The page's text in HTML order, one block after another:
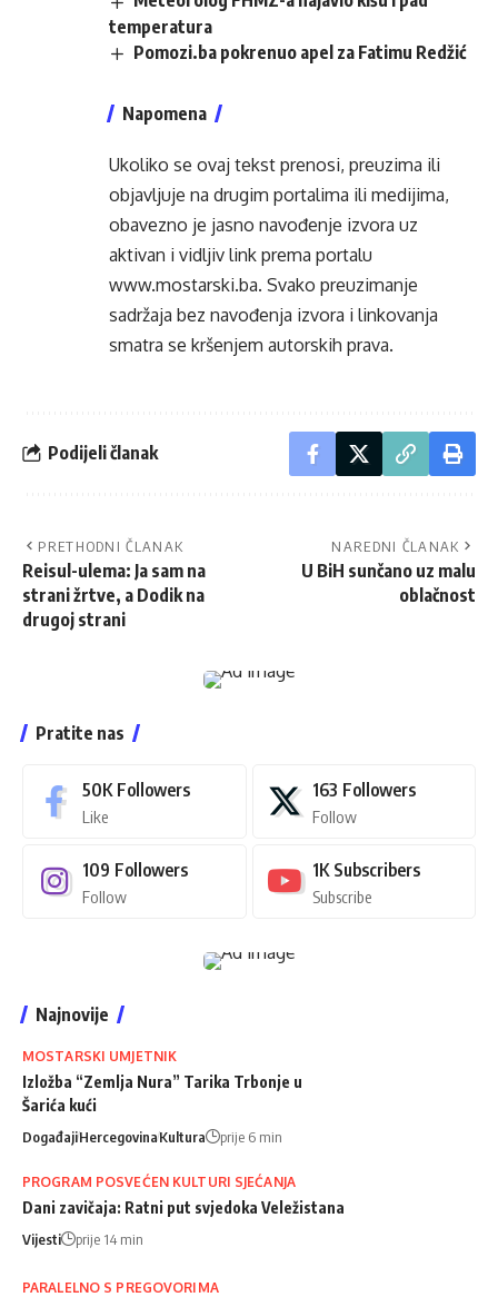
temperatura
Pomozi.ba pokrenuo apel za Fatimu Redžić
Napomena
Ukoliko se ovaj tekst prenosi, preuzima ili
objavljuje na drugim portalima ili medijima,
obavezno je jasno navođenje izvora uz
aktivan i vidljiv link prema portalu
www.mostarski.ba. Svako preuzimanje
sadržaja bez navođenja izvora i linkovanja
smatra se kršenjem autorskih prava.
Podijeli članak
PRETHODNI ČLANAK
Reisul-ulema: Ja sam na
strani žrtve, a Dodik na
drugoj strani
NAREDNI ČLANAK
U BiH sunčano uz malu
oblačnost
Pratite nas
50K Followers
Like
163 Followers
Follow
109 Followers
Follow
1K Subscribers
Subscribe
Najnovije
MOSTARSKI UMJETNIK
Izložba “Zemlja Nura” Tarika Trbonje u
Šarića kući
DogađajiHercegovinaKultura prije 6 min
PROGRAM POSVEĆEN KULTURI SJEĆANJA
Dani zavičaja: Ratni put svjedoka Veležistana
Vijesti prije 14 min
PARALELNO S PREGOVORIMA